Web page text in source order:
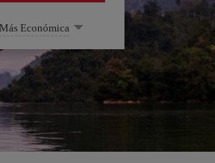
Más Económica